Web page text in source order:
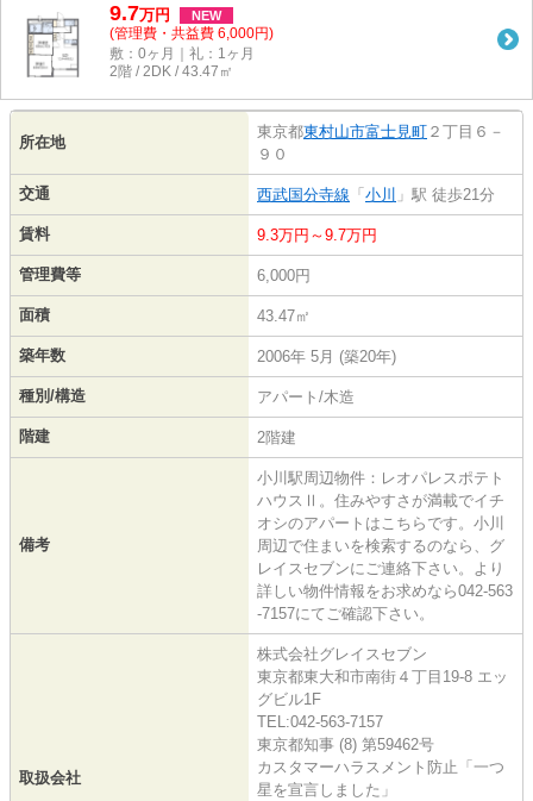
9.7万円 NEW
(管理費・共益費 6,000円)
敷：0ヶ月｜礼：1ヶ月
2階 / 2DK / 43.47㎡
所在地
東京都東村山市富士見町 ２丁目６－
９０
交通 西武国分寺線 「 小川 」駅 徒歩21分
賃料 9.3万円～9.7万円
管理費等 6,000円
面積 43.47㎡
築年数 2006年 5月 (築20年)
種別/構造 アパート/木造
階建 2階建
備考
小川駅周辺物件：レオパレスポテト
ハウスⅡ。住みやすさが満載でイチ
オシのアパートはこちらです。小川
周辺で住まいを検索するのなら、グ
レイスセブンにご連絡下さい。より
詳しい物件情報をお求めなら042-563
-7157にてご確認下さい。
取扱会社
株式会社グレイスセブン
東京都東大和市南街４丁目19-8 エッ
グビル1F
TEL:042-563-7157
東京都知事 (8) 第59462号
カスタマーハラスメント防止「一つ
星を宣言しました」